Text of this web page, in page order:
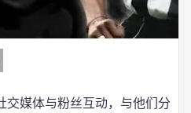
交媒体与粉丝互动，与他们分